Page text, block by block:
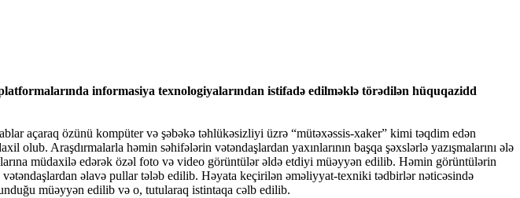
informasiya texnologiyalarından istifadə edilməklə törədilən hüquqazidd
açaraq özünü kompüter və şəbəkə təhlükəsizliyi üzrə “mütəxəssis-xaker” kimi təqdim edən
Araşdırmalarla həmin səhifələrin vətəndaşlardan yaxınlarının başqa şəxslərlə yazışmalarını ələ
müdaxilə edərək özəl foto və video görüntülər əldə etdiyi müəyyən edilib. Həmin görüntülərin
əlavə pullar tələb edilib. Həyata keçirilən əməliyyat-texniki tədbirlər nəticəsində
müəyyən edilib və o, tutularaq istintaqa cəlb edilib.